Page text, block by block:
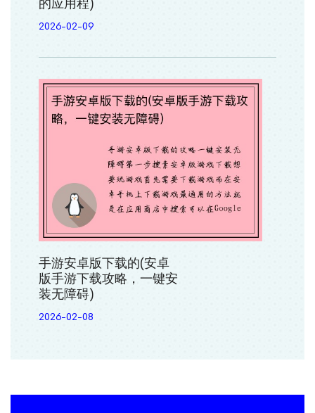
的应用程)
2026-02-09
手游安卓版下载的(安卓
版手游下载攻略，一键安
装无障碍)
2026-02-08